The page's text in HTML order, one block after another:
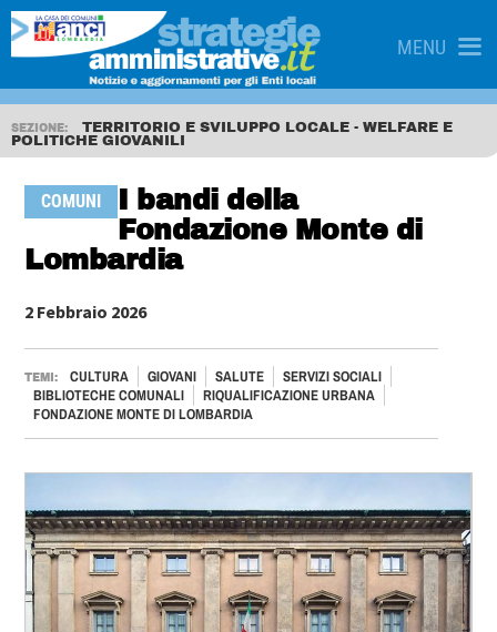
MENU
SEZIONE:
TERRITORIO E SVILUPPO LOCALE - WELFARE E
POLITICHE GIOVANILI
COMUNI
I bandi della
Fondazione Monte di
Lombardia
2 Febbraio 2026
TEMI: CULTURA GIOVANI SALUTE
SERVIZI SOCIALI
BIBLIOTECHE COMUNALI
RIQUALIFICAZIONE URBANA
FONDAZIONE MONTE DI LOMBARDIA